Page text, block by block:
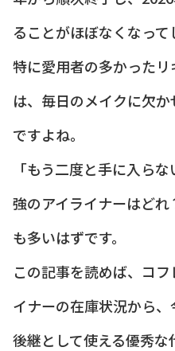
ることがほぼなくなって
特に愛用者の多かった
は、毎日のメイクに欠
ですよね。
「もう二度と手に入ら
強のアイライナーはど
も多いはずです。
この記事を読めば、コ
イナーの在庫状況から
後継として使える優秀